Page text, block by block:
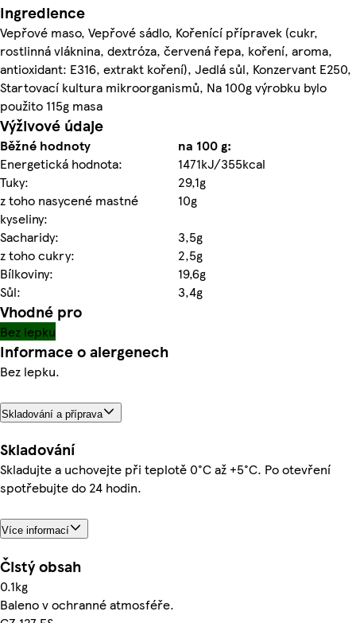
Ingredience
Vepřové maso, Vepřové sádlo, Kořenící přípravek (cukr,
rostlinná vláknina, dextróza, červená řepa, koření, aroma,
antioxidant: E316, extrakt koření), Jedlá sůl, Konzervant E250,
Startovací kultura mikroorganismů, Na 100g výrobku bylo
použito 115g masa
Výživové údaje
Běžné hodnoty
na 100 g:
Energetická hodnota:
1471kJ/355kcal
Tuky:
29,1g
z toho nasycené mastné
kyseliny:
10g
Sacharidy:
3,5g
z toho cukry:
2,5g
Bílkoviny:
19,6g
Sůl:
3,4g
Vhodné pro
Bez lepku
Informace o alergenech
Bez lepku.
Skladování a příprava
Skladování
Skladujte a uchovejte při teplotě 0°C až +5°C. Po otevření
spotřebujte do 24 hodin.
Více informací
Čistý obsah
0.1kg
Baleno v ochranné atmosféře.